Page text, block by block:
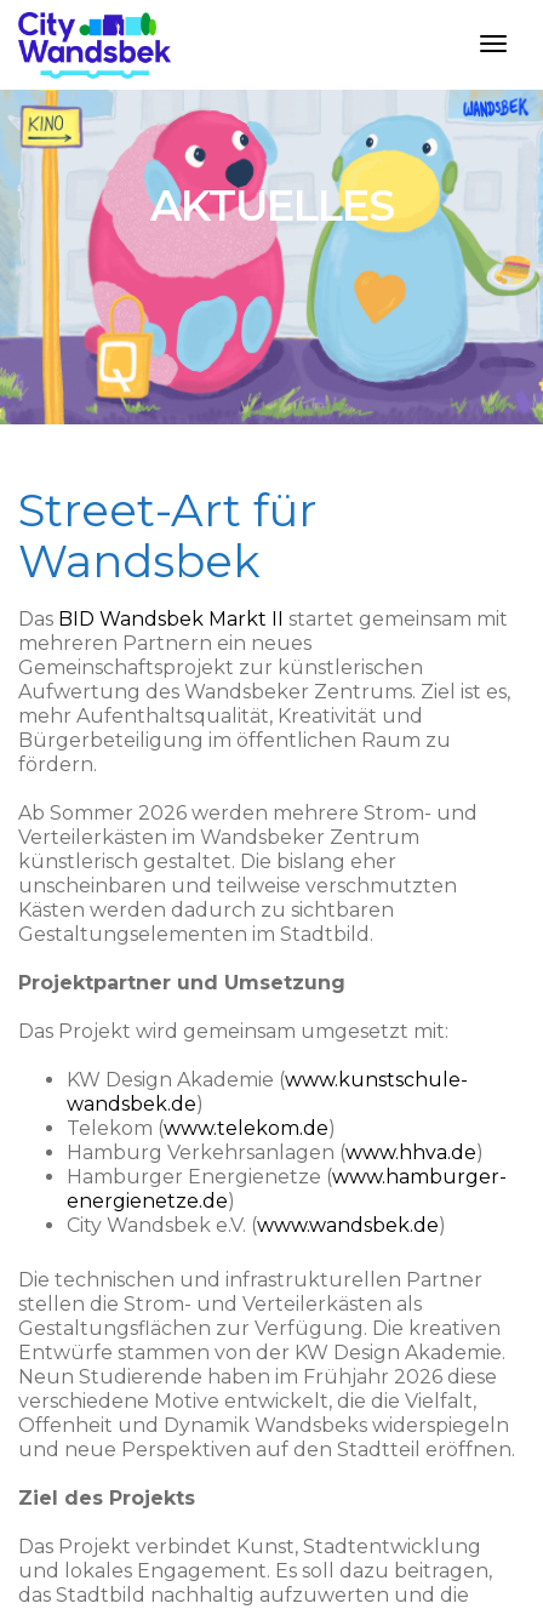
AKTUELLES
Street-Art für
Wandsbek
Das BID Wandsbek Markt II startet gemeinsam mit
mehreren Partnern ein neues
Gemeinschaftsprojekt zur künstlerischen
Aufwertung des Wandsbeker Zentrums. Ziel ist es,
mehr Aufenthaltsqualität, Kreativität und
Bürgerbeteiligung im öffentlichen Raum zu
fördern.
Ab Sommer 2026 werden mehrere Strom- und
Verteilerkästen im Wandsbeker Zentrum
künstlerisch gestaltet. Die bislang eher
unscheinbaren und teilweise verschmutzten
Kästen werden dadurch zu sichtbaren
Gestaltungselementen im Stadtbild.
Projektpartner und Umsetzung
Das Projekt wird gemeinsam umgesetzt mit:
KW Design Akademie (www.kunstschule-
wandsbek.de)
Telekom (www.telekom.de)
Hamburg Verkehrsanlagen (www.hhva.de)
Hamburger Energienetze (www.hamburger-
energienetze.de)
City Wandsbek e.V. (www.wandsbek.de)
Die technischen und infrastrukturellen Partner
stellen die Strom- und Verteilerkästen als
Gestaltungsflächen zur Verfügung. Die kreativen
Entwürfe stammen von der KW Design Akademie.
Neun Studierende haben im Frühjahr 2026 diese
verschiedene Motive entwickelt, die die Vielfalt,
Offenheit und Dynamik Wandsbeks widerspiegeln
und neue Perspektiven auf den Stadtteil eröffnen.
Ziel des Projekts
Das Projekt verbindet Kunst, Stadtentwicklung
und lokales Engagement. Es soll dazu beitragen,
das Stadtbild nachhaltig aufzuwerten und die